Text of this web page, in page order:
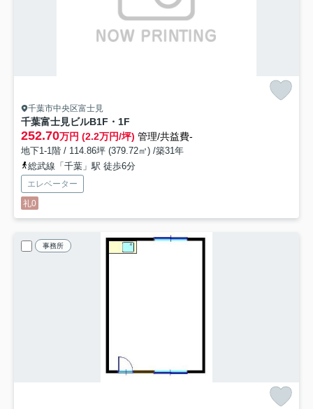
千葉市中央区富士見
千葉富士見ビルB1F・1F
252.70万円 (2.2万円/坪) 管理/共益費-
地下1-1階 / 114.86坪 (379.72㎡) /築31年
総武線「千葉」駅 徒歩6分
エレベーター
礼0
事務所